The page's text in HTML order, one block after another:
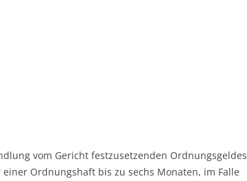
vom Gericht festzusetzenden Ordnungsgeldes
Ordnungshaft bis zu sechs Monaten, im Falle